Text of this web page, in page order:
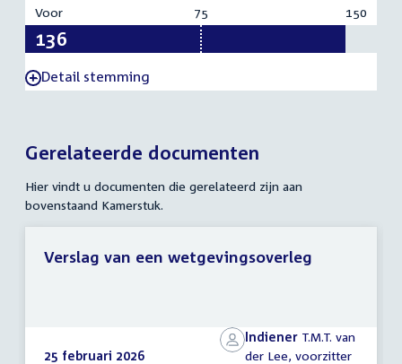
Voor:
136
75 150
-Detail stemming
Gerelateerde documenten
Hier vindt u documenten die gerelateerd zijn aan
bovenstaand Kamerstuk.
25 februari 2026
Indiener T.M.T. van
der Lee, voorzitter
Verslag van een wetgevingsoverleg